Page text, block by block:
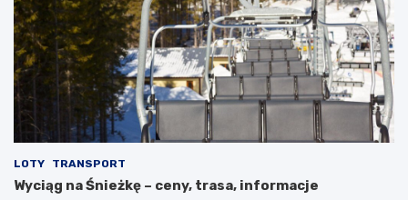
LOTY TRANSPORT
Wyciąg na Śnieżkę – ceny, trasa, informacje